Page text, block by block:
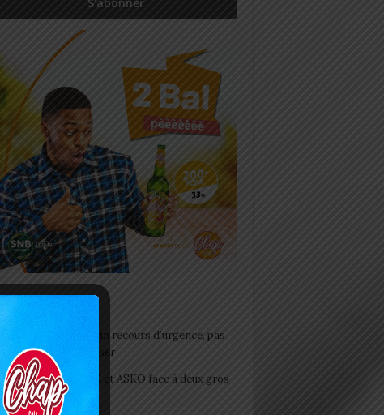
Articles récents
Pilule du lendemain : un recours d’urgence, pas
une habitude à banaliser
Interclubs CAF: ASCK et ASKO face à deux gros
morceaux